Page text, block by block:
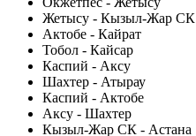
Жетысу - Кызыл-Жар СК
Актобе - Кайрат
Тобол - Кайсар
Каспий - Аксу
Шахтер - Атырау
Каспий - Актобе
Аксу - Шахтер
Кызыл-Жар СК - Астана